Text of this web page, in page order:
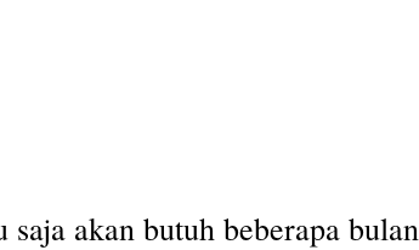
akan butuh beberapa